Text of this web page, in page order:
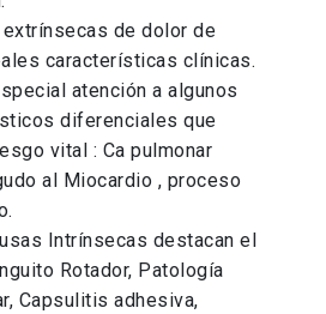
extrínsecas de dolor de
características clínicas.
atención a algunos
diferenciales que
vital : Ca pulmonar
al Miocardio , proceso
Intrínsecas destacan el
Rotador, Patología
Capsulitis adhesiva,